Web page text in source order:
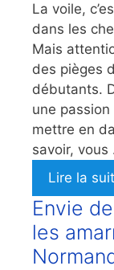
La voile,
dans les
Mais
des pièges
débutants.
une
mettre en
savoir, vous
Lire la
Envie
les